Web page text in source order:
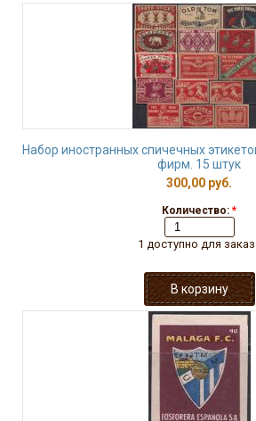
Набор иностранных спичечных
фирм. 15 штук
300,00 руб.
Количество: *
1 доступно для